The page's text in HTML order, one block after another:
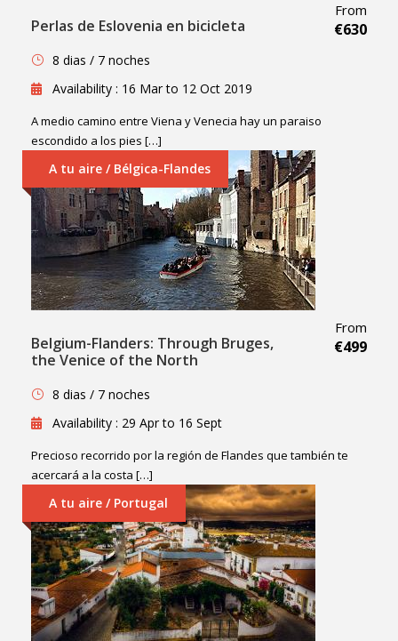
Perlas de Eslovenia en bicicleta
From
€630
8 dias / 7 noches
Availability : 16 Mar to 12 Oct 2019
A medio camino entre Viena y Venecia hay un paraiso
escondido a los pies […]
A tu aire / Bélgica-Flandes
Belgium-Flanders: Through Bruges,
the Venice of the North
From
€499
8 dias / 7 noches
Availability : 29 Apr to 16 Sept
Precioso recorrido por la región de Flandes que también te
acercará a la costa […]
A tu aire / Portugal